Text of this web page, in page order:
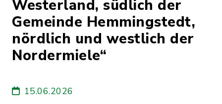
Westerland, südlich der
Gemeinde Hemmingstedt,
nördlich und westlich der
Nordermiele“
15.06.2026